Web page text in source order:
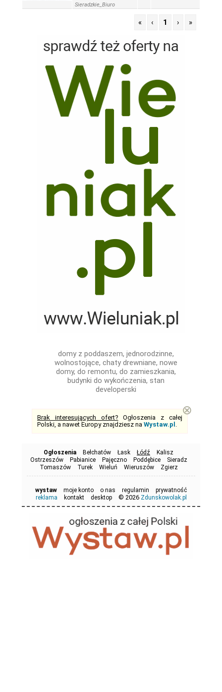
Sieradzkie_Biuro
« ‹ 1 › »
domy z poddaszem, jednorodzinne,
wolnostojące, chaty drewniane, nowe
domy, do remontu, do zamieszkania,
budynki do wykończenia, stan
developerski
Brak interesujących ofert? Ogłoszenia z całej
Polski, a nawet Europy znajdziesz na Wystaw.pl .
⊗
Ogłoszenia Bełchatów Łask Łódź
Kalisz
Ostrzeszów
Pabianice Pajęczno Poddębice
Sieradz
Tomaszów
Turek Wieluń Wieruszów Zgierz
wystaw moje konto o nas regulamin
prywatność
reklama
kontakt desktop © 2026 Zdunskowolak.pl